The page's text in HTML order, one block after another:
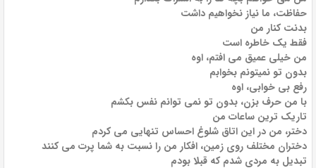
حفاظت، ما نیاز نخواهیم داشت
بدنت کنار من
فقط یک خاطره است
من خیلی عمیق می افتم، اوه
بدون تو نمیتونم بخوابم
رفع بی خوابی، اوه
با من حرف بزن، بدون تو نمی توانم نفس بکشم
تاریک ترین ساعات من
دختر، من در این اتاق شلوغ احساس تنهایی می کردم
دختران مختلف روی زمین، افکار من را نسبت به شما پرت می کنند
تبدیل به مردی شدم که قبلا بودم